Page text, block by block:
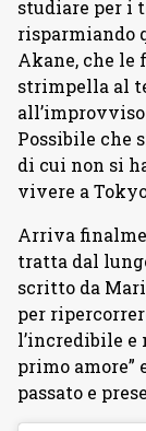
studiare per i
risparmiando
Akane, che le
strimpella al
Possibile che
di cui non si
vivere a
Arriva
tratta dal
scritto da
per
l’incredibile e
primo amore”
passato e